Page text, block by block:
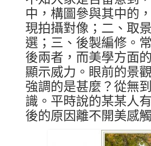
中，構圖參與其中的
現拍攝對像；二、取
選；三、後製編修。
後兩者，而美學方面
顯示威力。眼前的景
強調的是甚麼？從無
識。平時說的某某人
後的原因離不開美感